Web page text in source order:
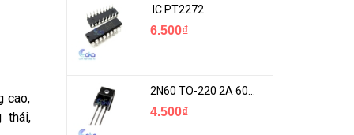
cao,
thái,
IC PT2272
6.500₫
4.500₫